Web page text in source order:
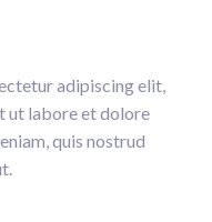
adipiscing elit,
ut labore et dolore
quis nostrud